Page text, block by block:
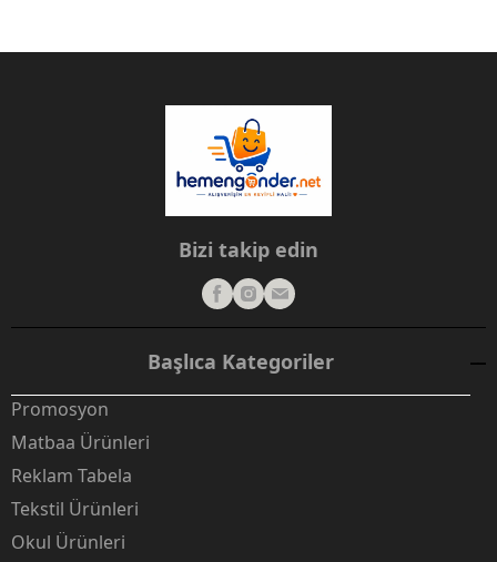
Bizi takip edin
Başlıca Kategoriler
Promosyon
Matbaa Ürünleri
Reklam Tabela
Tekstil Ürünleri
Okul Ürünleri